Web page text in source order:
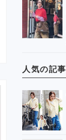
人気の記事